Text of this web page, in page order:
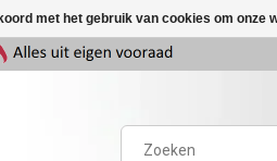
met het gebruik van cookies om onze